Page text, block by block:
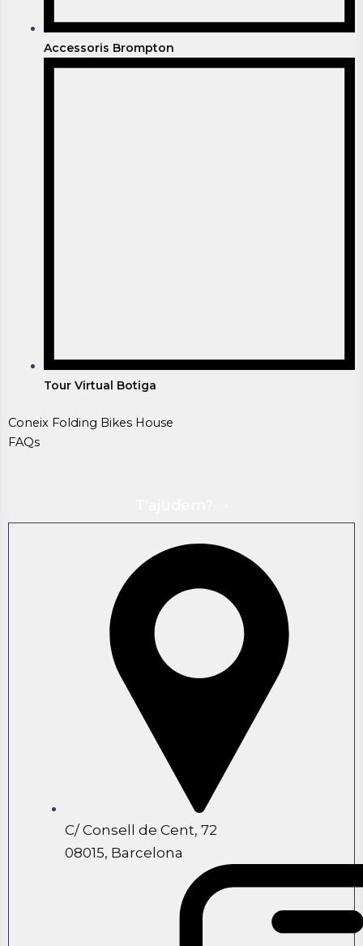
Accessoris Brompton
Tour Virtual Botiga
Coneix Folding Bikes House
FAQs
C/ Consell de Cent, 72
08015, Barcelona